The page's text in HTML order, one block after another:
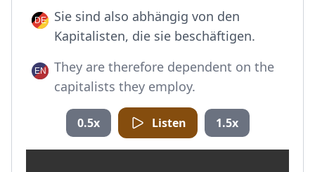
Sie sind also abhängig von den
Kapitalisten, die sie beschäftigen.
They are therefore dependent on the
capitalists they employ.
0.5x Listen 1.5x